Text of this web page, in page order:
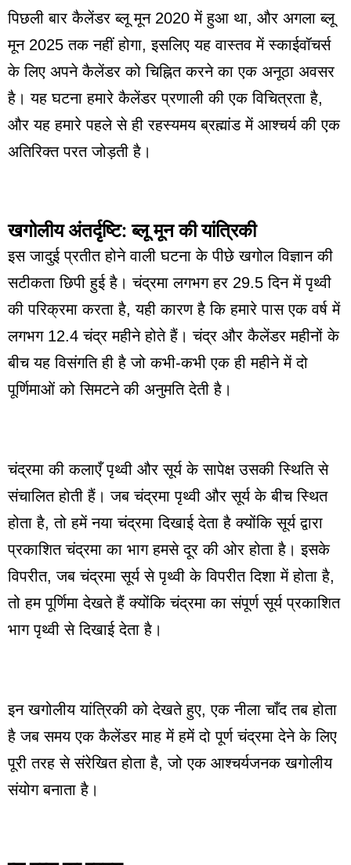
पिछली बार कैलेंडर ब्लू मून 2020 में हुआ था, और अगला ब्लू
मून 2025 तक नहीं होगा, इसलिए यह वास्तव में स्काईवॉचर्स
के लिए अपने कैलेंडर को चिह्नित करने का एक अनूठा अवसर
है। यह घटना हमारे कैलेंडर प्रणाली की एक विचित्रता है,
और यह हमारे पहले से ही रहस्यमय ब्रह्मांड में आश्चर्य की एक
अतिरिक्त परत जोड़ती है।
खगोलीय अंतर्दृष्टि: ब्लू मून की यांत्रिकी
इस जादुई प्रतीत होने वाली घटना के पीछे खगोल विज्ञान की
सटीकता छिपी हुई है। चंद्रमा लगभग हर 29.5 दिन में पृथ्वी
की परिक्रमा करता है, यही कारण है कि हमारे पास एक वर्ष में
लगभग 12.4 चंद्र महीने होते हैं। चंद्र और कैलेंडर महीनों के
बीच यह विसंगति ही है जो कभी-कभी एक ही महीने में दो
पूर्णिमाओं को सिमटने की अनुमति देती है।
चंद्रमा की कलाएँ पृथ्वी और सूर्य के सापेक्ष उसकी स्थिति से
संचालित होती हैं। जब चंद्रमा पृथ्वी और सूर्य के बीच स्थित
होता है, तो हमें नया चंद्रमा दिखाई देता है क्योंकि सूर्य द्वारा
प्रकाशित चंद्रमा का भाग हमसे दूर की ओर होता है। इसके
विपरीत, जब चंद्रमा सूर्य से पृथ्वी के विपरीत दिशा में होता है,
तो हम पूर्णिमा देखते हैं क्योंकि चंद्रमा का संपूर्ण सूर्य प्रकाशित
भाग पृथ्वी से दिखाई देता है।
इन खगोलीय यांत्रिकी को देखते हुए, एक नीला चाँद तब होता
है जब समय एक कैलेंडर माह में हमें दो पूर्ण चंद्रमा देने के लिए
पूरी तरह से संरेखित होता है, जो एक आश्चर्यजनक खगोलीय
संयोग बनाता है।